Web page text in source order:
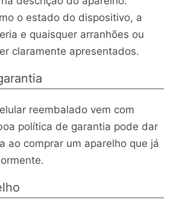
o estado do dispositivo, a
e quaisquer arranhões ou
claramente apresentados.
reembalado vem com
política de garantia pode dar
ao comprar um aparelho que já